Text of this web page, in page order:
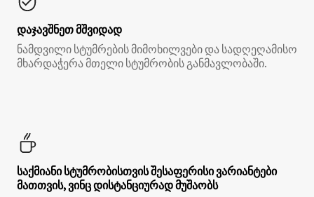
დაჯავშნეთ მშვიდად
ნამდვილი სტუმრების მიმოხილვები და სადღეღამისო
მხარდაჭერა მთელი სტუმრობის განმავლობაში.
საქმიანი სტუმრობისთვის შესაფერისი ვარიანტები
მათთვის, ვინც დისტანციურად მუშაობს